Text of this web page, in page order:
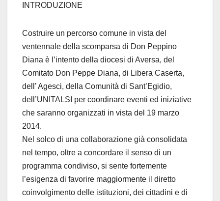
INTRODUZIONE
Costruire un percorso comune in vista del
ventennale della scomparsa di Don Peppino
Diana è l’intento della diocesi di Aversa, del
Comitato Don Peppe Diana, di Libera Caserta,
dell’ Agesci, della Comunità di Sant’Egidio,
dell’UNITALSI per coordinare eventi ed iniziative
che saranno organizzati in vista del 19 marzo
2014.
Nel solco di una collaborazione già consolidata
nel tempo, oltre a concordare il senso di un
programma condiviso, si sente fortemente
l’esigenza di favorire maggiormente il diretto
coinvolgimento delle istituzioni, dei cittadini e di